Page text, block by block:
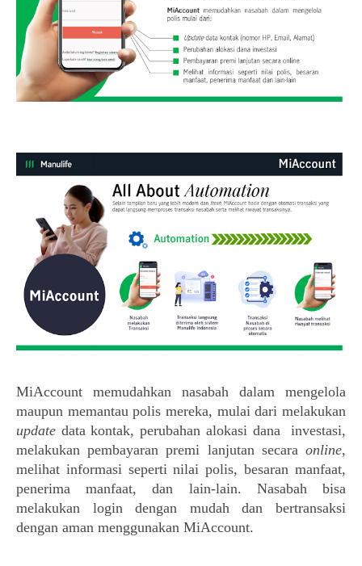
MiAccount memudahkan nasabah dalam mengelola
update data kontak, perubahan alokasi dana
investasi,
melakukan pembayaran premi lanjutan secara online,
melihat informasi seperti nilai polis, besaran manfaat,
penerima manfaat, dan lain-lain. Nasabah bisa
melakukan login dengan mudah dan bertransaksi
dengan aman menggunakan MiAccount.